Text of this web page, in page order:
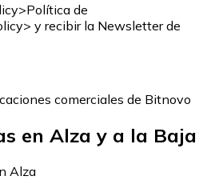
de
y recibir la Newsletter de
comerciales de Bitnovo
en Alza y a la Baja
Alza